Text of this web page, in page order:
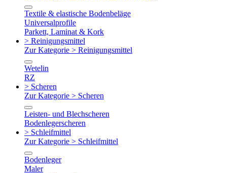
Textile & elastische Bodenbeläge
Universalprofile
Parkett, Laminat & Kork
> Reinigungsmittel
Zur Kategorie > Reinigungsmittel
Wetelin
RZ
> Scheren
Zur Kategorie > Scheren
Leisten- und Blechscheren
Bodenlegerscheren
> Schleifmittel
Zur Kategorie > Schleifmittel
Bodenleger
Maler